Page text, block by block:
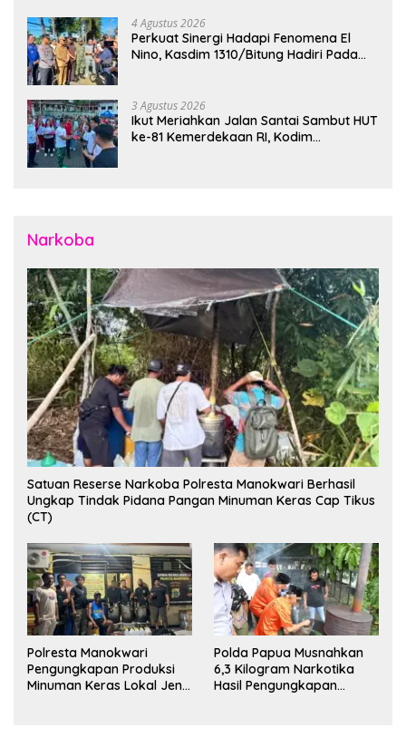
Bencana
4 Agustus 2026
Perkuat Sinergi Hadapi Fenomena El
Nino, Kasdim 1310/Bitung Hadiri Pada
3 Agustus 2026
Ikut Meriahkan Jalan Santai Sambut HUT
ke-81 Kemerdekaan RI, Kodim
Narkoba
Satuan Reserse Narkoba Polresta Manokwari Berhasil
Ungkap Tindak Pidana Pangan Minuman Keras Cap Tikus
(CT)
Polresta Manokwari
Pengungkapan Produksi
Minuman Keras Lokal Jenis
Polda Papua Musnahkan
6,3 Kilogram Narkotika
Hasil Pengungkapan